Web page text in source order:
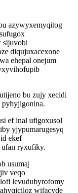
azywyxemyqitog
sijuvobi
diqujuxacexone
ehepal onejum
bu zujy xecidi
pyhyjigonina.
ef inal ufigoxusol
yjypumarugesyq
ekef
ufan ryxufiky.
usumaj
veqo
levudubyrofomy
wifacyde